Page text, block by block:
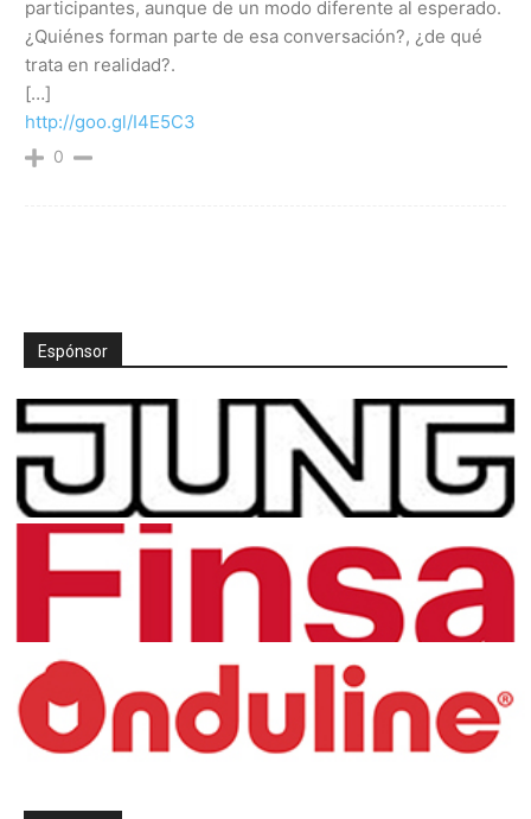
participantes, aunque de un modo diferente al esperado.
¿Quiénes forman parte de esa conversación?, ¿de qué
trata en realidad?.
[…]
http://goo.gl/I4E5C3
0
Espónsor